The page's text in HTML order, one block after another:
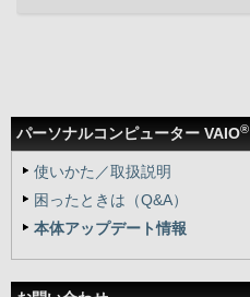
パーソナルコンピューター VAIO®
使いかた／取扱説明
困ったときは（Q&A）
本体アップデート情報